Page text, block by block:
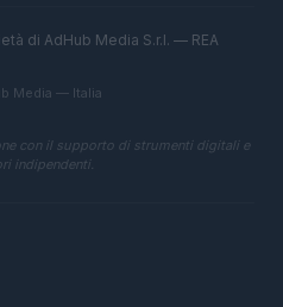
di AdHub Media S.r.l. — REA
Media — Italia
con il supporto di strumenti digitali e
indipendenti.